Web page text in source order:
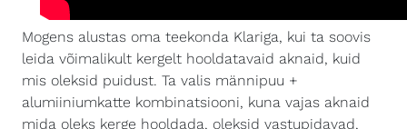
Mogens alustas oma teekonda Klariga, kui ta soovis
leida võimalikult kergelt hooldatavaid aknaid, kuid
mis oleksid puidust. Ta valis männipuu +
alumiiniumkatte kombinatsiooni, kuna vajas aknaid
mida oleks kerge hooldada, oleksid vastupidavad,